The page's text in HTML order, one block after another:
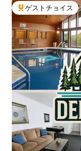
大好評のゲストチ
ゲストチョイス